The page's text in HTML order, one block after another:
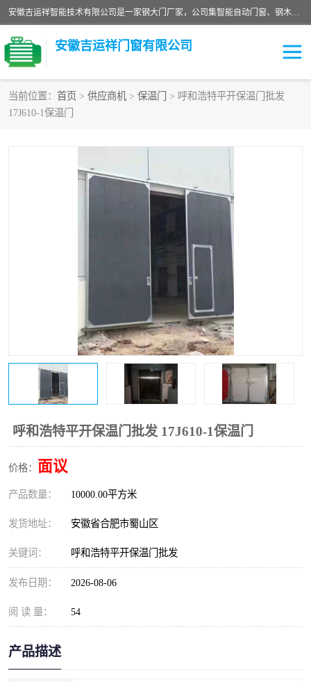
安徽吉运祥智能技术有限公司是一家钢大门厂家，公司集智能自动门窗、钢木门、特种门窗、工业门窗、图集门窗、定制门窗、非标门窗等通道产品的研发设计、制作、安装于一体的综合性、性高新技术企业。
安徽吉运祥门窗有限公司
当前位置： 首页 > 供应商机 > 保温门
> 呼和浩特平开保温门批发
17J610-1保温门
呼和浩特平开保温门批发 17J610-1保温门
价格： 面议
产品数量： 10000.00平方米
发货地址： 安徽省合肥市蜀山区
关键词： 呼和浩特平开保温门批发
发布日期： 2026-08-06
阅 读 量： 54
产品描述
保温门
钢木门
工业平移门
监狱门及监狱设备
钢大门厂家
彩钢板门